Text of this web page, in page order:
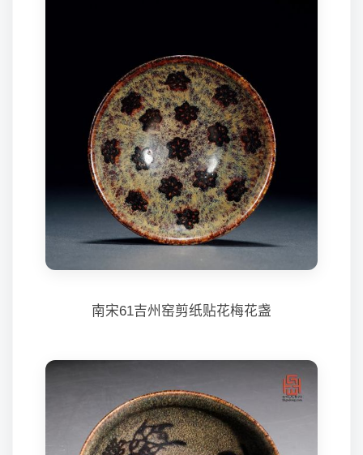
南宋61吉州窑剪纸贴花梅花盏